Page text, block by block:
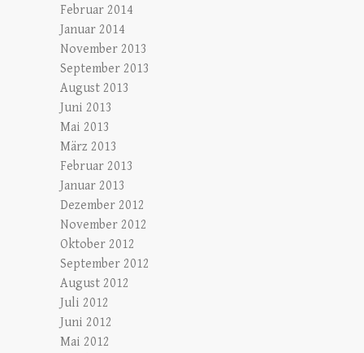
Februar 2014
Januar 2014
November 2013
September 2013
August 2013
Juni 2013
Mai 2013
März 2013
Februar 2013
Januar 2013
Dezember 2012
November 2012
Oktober 2012
September 2012
August 2012
Juli 2012
Juni 2012
Mai 2012